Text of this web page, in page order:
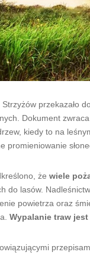
Strzyżów przekazało
Dokument
kiedy to na
promieniowanie
że wiele
do lasów.
powietrza oraz
Wypalanie traw